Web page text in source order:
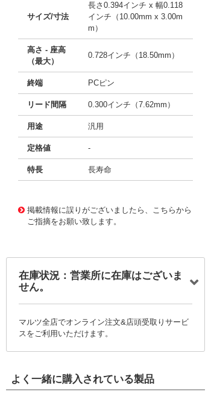
サイズ/寸法
長さ0.394インチ x 幅0.118
インチ（10.00mm x 3.00m
m）
高さ - 座高
（最大）
0.728インチ（18.50mm）
終端 PCピン
リード間隔 0.300インチ（7.62mm）
用途 汎用
定格値 -
特長 長寿命
掲載情報に誤りがございましたら、こちらから
ご指摘をお願い致します。
在庫状況：営業所に在庫はございま
せん。
マルツ全店でオンライン注文&店頭受取りサービ
スをご利用いただけます。
よく一緒に購入されている製品